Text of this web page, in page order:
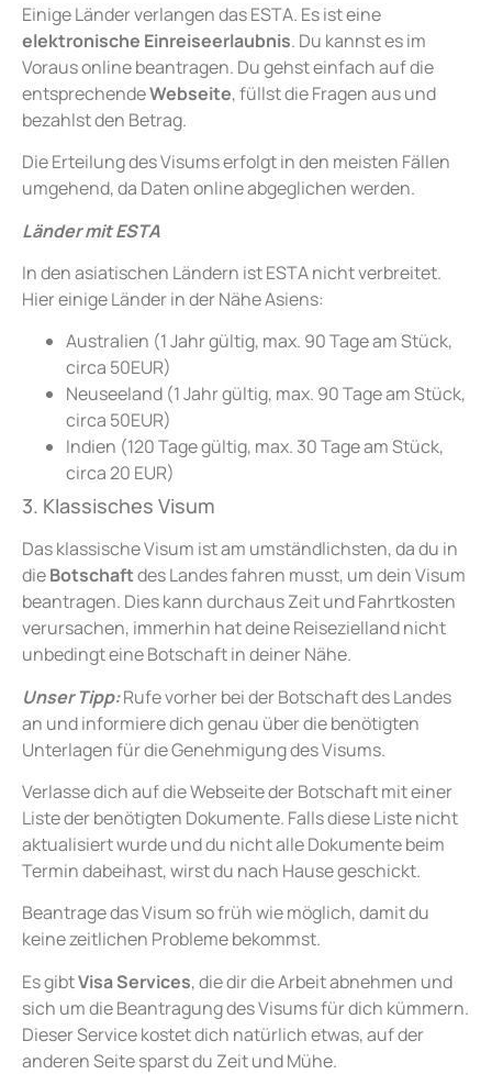
Einige Länder verlangen das ESTA. Es ist eine
elektronische Einreiseerlaubnis. Du kannst es im
Voraus online beantragen. Du gehst einfach auf die
entsprechendeWebseite, füllst die Fragen aus und
bezahlst den Betrag.
Die Erteilung des Visums erfolgt in den meisten Fällen
umgehend, da Daten online abgeglichen werden.
Länder mit ESTA
In den asiatischen Ländern ist ESTA nicht verbreitet.
Hier einige Länder in der Nähe Asiens:
Australien (1 Jahr gültig, max. 90 Tage am Stück,
circa 50EUR)
Neuseeland (1 Jahr gültig, max. 90 Tage am Stück,
circa 50EUR)
Indien (120 Tage gültig, max. 30 Tage am Stück,
circa 20 EUR)
3. Klassisches Visum
Das klassische Visum ist am umständlichsten, da du in
dieBotschaftdes Landes fahren musst, um dein Visum
beantragen. Dies kann durchaus Zeit und Fahrtkosten
verursachen, immerhin hat deine Reisezielland nicht
unbedingt eine Botschaft in deiner Nähe.
Unser Tipp:Rufe vorher bei der Botschaft des Landes
an und informiere dich genau über die benötigten
Unterlagen für die Genehmigung des Visums.
Verlasse dich auf die Webseite der Botschaft mit einer
Liste der benötigten Dokumente. Falls diese Liste nicht
aktualisiert wurde und du nicht alle Dokumente beim
Termin dabeihast, wirst du nach Hause geschickt.
Beantrage das Visum so früh wie möglich, damit du
keine zeitlichen Probleme bekommst.
Es gibtVisa Services, die dir die Arbeit abnehmen und
sich um die Beantragung des Visums für dich kümmern.
Dieser Service kostet dich natürlich etwas, auf der
anderen Seite sparst du Zeit und Mühe.